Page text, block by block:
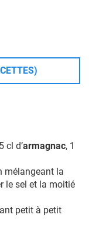
cl d’armagnac, 1
mélangeant la
le sel et la moitié
petit à petit